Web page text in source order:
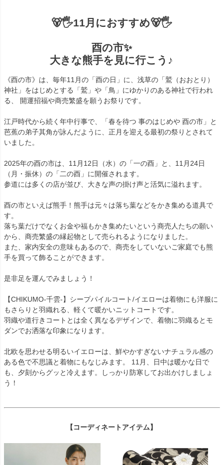
🐻🖐️11月におすすめ🐻🖐️
酉の市✨
大きな熊手を見に行こう♪
《酉の市》は、毎年11月の「酉の日」に、浅草の「鷲（おおとり）
神社」をはじめとする「鷲」や「鳥」にゆかりのある神社で行われ
る、 開運招福や商売繁盛を願うお祭りです。
江戸時代から続く年中行事で、「春を待つ 事のはじめや 酉の市」と
芭蕉の弟子其角が詠んだように、正月を迎える最初の祭りとされて
いました。
2025年の酉の市は、11月12日（水）の「一の酉」と、11月24日
（月・振休）の「二の酉」に開催されます。
参道には多くの店が並び、大きな声の掛け声と活気に溢れます。
酉の市といえば熊手！熊手は元々は落ち葉などをかき集める道具で
す。
落ち葉だけでなくお金や福もかき集めたいという商売人たちの願い
から、商売繁盛の縁起物として売られるようになりました。
また、家内安全の意味もあるので、商売をしていないご家庭でも熊
手を買って飾ることができます。
是非足を運んでみましょう！
【CHIKUMO-千雲-】シープパイルコート/イエローは着物にも洋服に
もさらりと羽織れる、軽くて暖かいニットコートです。
羽織や道行きコートとは全く異なるデザインで、着物に羽織るとモ
ダンでお洒落な印象になります。
北欧を思わせる明るいイエローは、鮮やかすぎないナチュラル感の
ある色で不思議と着物にもなじみます。 11月、日中は暖かな日で
も、夕刻からグッと冷えます。しっかり防寒してお出かけしましょ
う！
【コーディネートアイテム】